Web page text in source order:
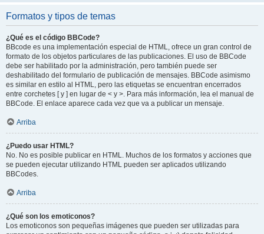
Formatos y tipos de temas
¿Qué es el código BBCode?
BBcode es una implementación especial de HTML, ofrece un gran control de
formato de los objetos particulares de las publicaciones. El uso de BBCode
debe ser habilitado por la administración, pero también puede ser
deshabilitado del formulario de publicación de mensajes. BBCode asimismo
es similar en estilo al HTML, pero las etiquetas se encuentran encerrados
entre corchetes [ y ] en lugar de < y >. Para más información, lea el manual de
BBCode. El enlace aparece cada vez que va a publicar un mensaje.
Arriba
¿Puedo usar HTML?
No. No es posible publicar en HTML. Muchos de los formatos y acciones que
se pueden ejecutar utilizando HTML pueden ser aplicados utilizando
BBCodes.
Arriba
¿Qué son los emoticonos?
Los emoticonos son pequeñas imágenes que pueden ser utilizadas para